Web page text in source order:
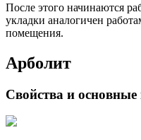
После этого начинаются
укладки аналогичен
помещения.
Арболит
Свойства и